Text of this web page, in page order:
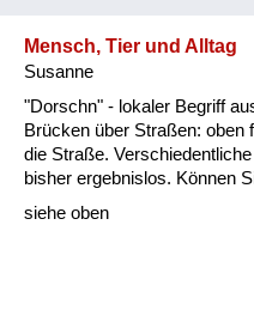
Mensch, Tier und Alltag
Susanne
"Dorschn" - lokaler Begriff
Brücken über Straßen: oben
die Straße.
bisher ergebnislos. Können
siehe oben